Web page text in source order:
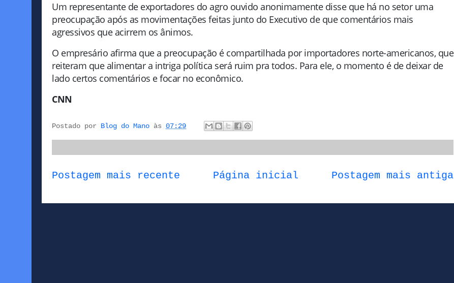
Um representante de exportadores do agro ouvido anonimamente disse que há no setor uma
preocupação após as movimentações feitas junto do Executivo de que comentários mais
agressivos que acirrem os ânimos.
O empresário afirma que a preocupação é compartilhada por importadores norte-americanos, que
reiteram que alimentar a intriga política será ruim pra todos. Para ele, o momento é de deixar de
lado certos comentários e focar no econômico.
CNN
Postado por Blog do Mano às 07:29
Postagem mais recente Postagem mais antiga
Página inicial